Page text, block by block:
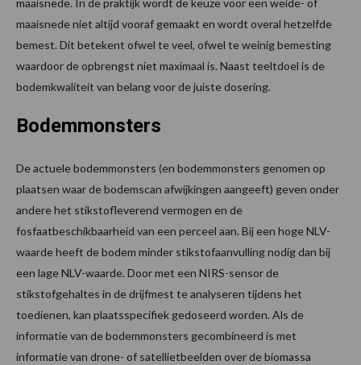
maaisnede. In de praktijk wordt de keuze voor een weide- of
maaisnede niet altijd vooraf gemaakt en wordt overal hetzelfde
bemest. Dit betekent ofwel te veel, ofwel te weinig bemesting
waardoor de opbrengst niet maximaal is. Naast teeltdoel is de
bodemkwaliteit van belang voor de juiste dosering.
Bodemmonsters
De actuele bodemmonsters (en bodemmonsters genomen op
plaatsen waar de bodemscan afwijkingen aangeeft) geven onder
andere het stikstofleverend vermogen en de
fosfaatbeschikbaarheid van een perceel aan. Bij een hoge NLV-
waarde heeft de bodem minder stikstofaanvulling nodig dan bij
een lage NLV-waarde. Door met een NIRS-sensor de
stikstofgehaltes in de drijfmest te analyseren tijdens het
toedienen, kan plaatsspecifiek gedoseerd worden. Als de
informatie van de bodemmonsters gecombineerd is met
informatie van drone- of satellietbeelden over de biomassa